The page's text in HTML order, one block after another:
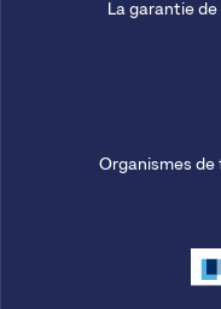
La garantie
Organismes